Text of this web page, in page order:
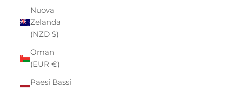
Nuova
Zelanda
(NZD $)
Oman
(EUR €)
Paesi Bassi